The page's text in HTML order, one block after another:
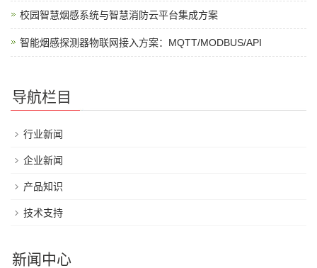
校园智慧烟感系统与智慧消防云平台集成方案
智能烟感探测器物联网接入方案：MQTT/MODBUS/API
导航栏目
行业新闻
企业新闻
产品知识
技术支持
新闻中心